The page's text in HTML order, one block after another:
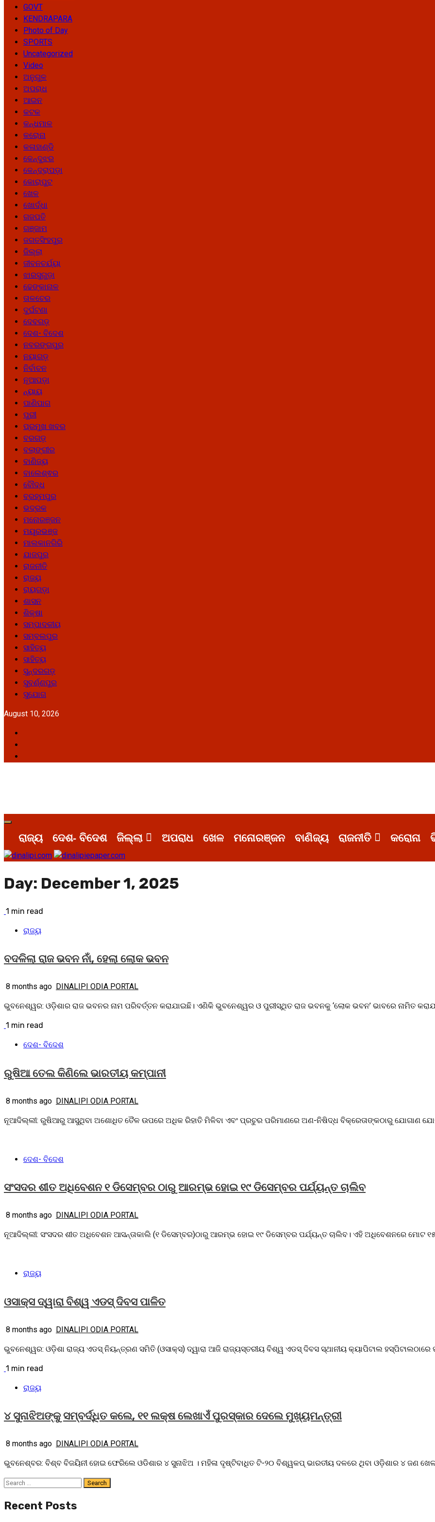
GOVT
KENDRAPARA
Photo of Day
SPORTS
Uncategorized
Video
ଅନୁଗୁଳ
ଅପରାଧ
ଆଇନ
କଟକ
କନ୍ଧମାଳ
କରୋନା
କଳାହାଣ୍ଡି
କେନ୍ଦୁଝର
କେନ୍ଦ୍ରାପଡ଼ା
କୋରାପୁଟ
ଖେଳ
ଖୋର୍ଦ୍ଧା
ଗଜପତି
ଗଞ୍ଜାମ
ଜଗତସିଂହପୁର
ଜିଲ୍ଲା
ଜୀବନଚର୍ଯ୍ୟା
ଝାରସୁଗୁଡ଼ା
ଢେଙ୍କାନାଳ
ତାଳଚେର
ଦୁର୍ଘଟଣା
ଦେବଗଡ଼
ଦେଶ- ବିଦେଶ
ନବରଙ୍ଗପୁର
ନୟାଗଡ଼
ନିର୍ବାଚନ
ନୂଆପଡ଼ା
ନ୍ୟାୟ
ପାଣିପାଗ
ପୁରୀ
ପ୍ରମୁଖ ଖବର
ବରଗଡ଼
ବଲାଙ୍ଗୀର
ବାଣିଜ୍ୟ
ବାଲେଶ୍ଵର
ବୌଦ୍ଧ
ବ୍ରହ୍ମପୁର
ଭଦ୍ରକ
ମନୋରଞ୍ଜନ
ମୟୂରଭଞ୍ଜ
ମାଲକାନଗିରି
ଯାଜପୁର
ରାଜନୀତି
ରାଜ୍ୟ
ରାୟଗଡ଼ା
ଶାସନ
ଶିକ୍ଷା
ସମ୍ପାଦକୀୟ
ସମ୍ବଲପୁର
ସାହିତ୍ୟ
ସାହିତ୍ୟ
ସୁନ୍ଦରଗଡ଼
ସୁବର୍ଣ୍ଣପୁର
ସୁଯୋଗ
August 10, 2026
Primary
Menuରାଜ୍ୟ ଦେଶ- ବିଦେଶ ଜିଲ୍ଲା ଅପରାଧ ଖେଳ ମନୋରଞ୍ଜନ ବାଣିଜ୍ୟ ରାଜନୀତି କରୋନା
Day: December 1, 2025
1 min read
ରାଜ୍ୟ
ବଦଳିଲା ରାଜ ଭବନ ନାଁ, ହେଲା ଲୋକ ଭବନ
8 months ago DINALIPI ODIA PORTAL
ଭୁବନେଶ୍ୱର: ଓଡ଼ିଶାର ରାଜ ଭବନର ନାମ ପରିବର୍ତ୍ତନ କରାଯାଇଛି। ଏଣିକି ଭୁବନେଶ୍ୱର ଓ ପୁରୀସ୍ଥିତ ରାଜ ଭବନକୁ ‘ଲୋକ ଭବନ’ ଭାବରେ ନାମିତ
1 min read
ଦେଶ- ବିଦେଶ
ରୁଷିଆ ତେଲ କିଣିଲେ ଭାରତୀୟ କମ୍ପାନୀ
8 months ago DINALIPI ODIA PORTAL
ନୂଆଦିଲ୍ଲୀ: ରୁଷିଆରୁ ଆସୁଥିବା ଅଶୋଧିତ ତୈଳ ଉପରେ ଅଧିକ ରିହାତି ମିଳିବା ଏବଂ ପ୍ରଚୁର ପରିମାଣରେ ଅଣ-ନିଷିଦ୍ଧ ବିକ୍ରେତାଙ୍କଠାରୁ ଯୋଗାଣ ଯୋଗୁଁ
ଦେଶ- ବିଦେଶ
ସଂସଦର ଶୀତ ଅଧିବେଶନ ୧ ଡିସେମ୍ବର ଠାରୁ ଆରମ୍ଭ ହୋଇ ୧୯ ଡିସେମ୍ବର ପର୍ଯ୍ୟନ୍ତ ଚାଲିବ
8 months ago DINALIPI ODIA PORTAL
ନୂଆଦିଲ୍ଲୀ: ସଂସଦର ଶୀତ ଅଧିବେଶନ ଆସନ୍ତାକାଲି (୧ ଡିସେମ୍ବର)ଠାରୁ ଆରମ୍ଭ ହୋଇ ୧୯ ଡିସେମ୍ବର ପର୍ଯ୍ୟନ୍ତ ଚାଲିବ। ଏହି ଅଧିବେଶନରେ ମୋଟ
ରାଜ୍ୟ
ଓସାକ୍ସ ଦ୍ୱାରା ବିଶ୍ୱ ଏଡସ୍ ଦିବସ ପାଳିତ
8 months ago DINALIPI ODIA PORTAL
ଭୁବନେଶ୍ୱର: ଓଡ଼ିଶା ରାଜ୍ୟ ଏଡସ୍ ନିୟନ୍ତ୍ରଣ ସମିତି (ଓସାକ୍ସ) ଦ୍ୱାରା ଆଜି ରାଜ୍ୟସ୍ତରୀୟ ବିଶ୍ୱ ଏଡସ୍ ଦିବସ ସ୍ଥାନୀୟ କ୍ୟାପିଟାଲ ହସ୍ପିଟାଲଠାରେ
1 min read
ରାଜ୍ୟ
୪ ସୁନାଝିଅଙ୍କୁ ସମ୍ବର୍ଦ୍ଧିତ କଲେ, ୧୧ ଲକ୍ଷ ଲେଖାଏଁ ପୁରସ୍କାର ଦେଲେ ମୁଖ୍ୟମନ୍ତ୍ରୀ
8 months ago DINALIPI ODIA PORTAL
ଭୁବନେଶ୍ବର: ବିଶ୍ବ ବିଜୟିନୀ ହୋଇ ଫେରିଲେ ଓଡିଶାର ୪ ସୁନାଝିଅ । ମହିଳା ଦୃଷ୍ଟିବାଧିତ ଟି-୨୦ ବିଶ୍ୱକପ୍ ଭାରତୀୟ ଦଳରେ ଥିବା ଓଡ଼ିଶାର ୪ ଜଣ
Search
Recent Posts